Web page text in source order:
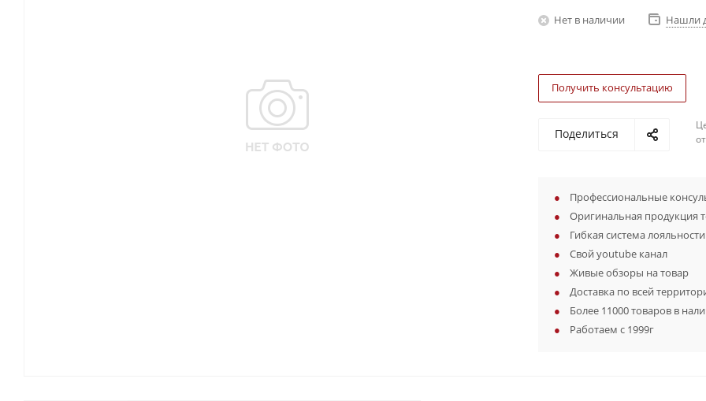
Нет в наличии Нашли
Получить консультацию
Поделиться
Профессиональные
Оригинальная продукция
Гибкая система лояльности
Свой youtube канал
Живые обзоры на товар
Доставка по всей
Более 11000 товаров в
Работаем с 1999г